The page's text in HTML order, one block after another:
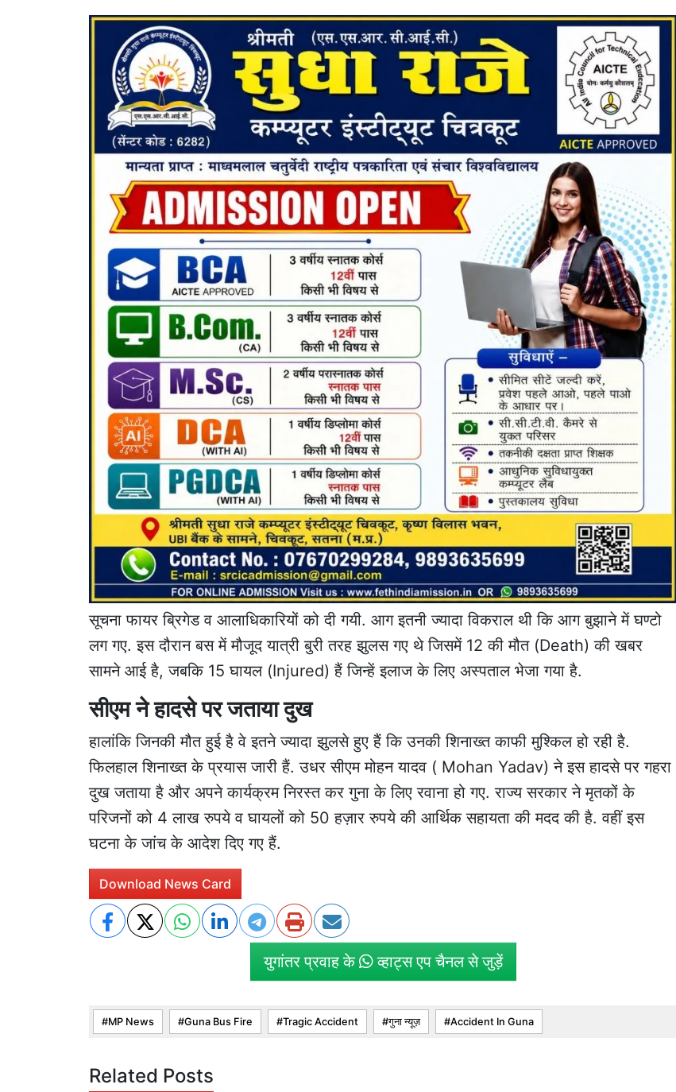
सूचना फायर ब्रिगेड व आलाधिकारियों को दी गयी. आग इतनी ज्यादा विकराल थी कि आग बुझाने में घण्टो
लग गए. इस दौरान बस में मौजूद यात्री बुरी तरह झुलस गए थे जिसमें 12 की मौत (Death) की खबर
सामने आई है, जबकि 15 घायल (Injured) हैं जिन्हें इलाज के लिए अस्पताल भेजा गया है.
सीएम ने हादसे पर जताया दुख
हालांकि जिनकी मौत हुई है वे इतने ज्यादा झुलसे हुए हैं कि उनकी शिनाख्त काफी मुश्किल हो रही है.
फिलहाल शिनाख्त के प्रयास जारी हैं. उधर सीएम मोहन यादव ( Mohan Yadav) ने इस हादसे पर गहरा
दुख जताया है और अपने कार्यक्रम निरस्त कर गुना के लिए रवाना हो गए. राज्य सरकार ने मृतकों के
परिजनों को 4 लाख रुपये व घायलों को 50 हज़ार रुपये की आर्थिक सहायता की मदद की है. वहीं इस
घटना के जांच के आदेश दिए गए हैं.
Download News Card
युगांतर प्रवाह के व्हाट्स एप चैनल से जुड़ें
MP News Guna Bus Fire Tragic Accident गुना न्यूज़ Accident In Guna
Related Posts